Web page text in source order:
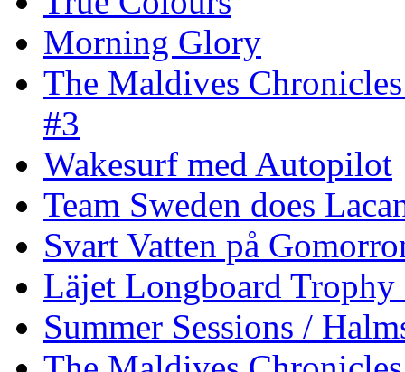
Morning Glory
The Maldives
#3
Wakesurf med Autopilot
Team Sweden does
Svart Vatten på
Läjet Longboard
Summer Sessions /